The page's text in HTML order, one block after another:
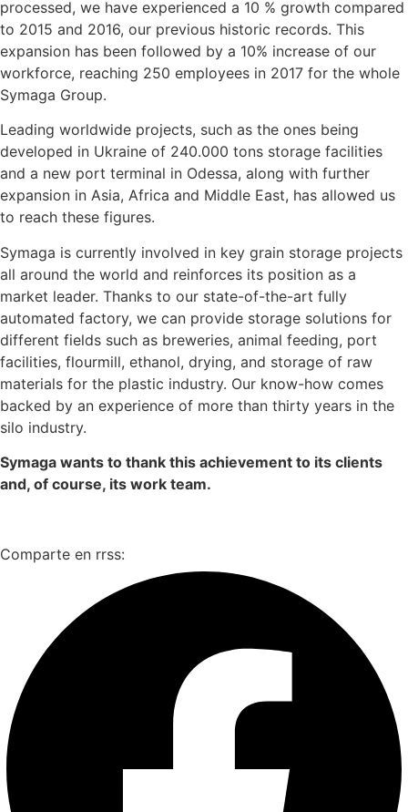
processed, we have experienced a 10 % growth compared
to 2015 and 2016, our previous historic records. This
expansion has been followed by a 10% increase of our
workforce, reaching 250 employees in 2017 for the whole
Symaga Group.
Leading worldwide projects, such as the ones being
developed in Ukraine of 240.000 tons storage facilities
and a new port terminal in Odessa, along with further
expansion in Asia, Africa and Middle East, has allowed us
to reach these figures.
Symaga is currently involved in key grain storage projects
all around the world and reinforces its position as a
market leader. Thanks to our state-of-the-art fully
automated factory, we can provide storage solutions for
different fields such as breweries, animal feeding, port
facilities, flourmill, ethanol, drying, and storage of raw
materials for the plastic industry. Our know-how comes
backed by an experience of more than thirty years in the
silo industry.
Symaga wants to thank this achievement to its clients
and, of course, its work team.
Comparte en rrss: